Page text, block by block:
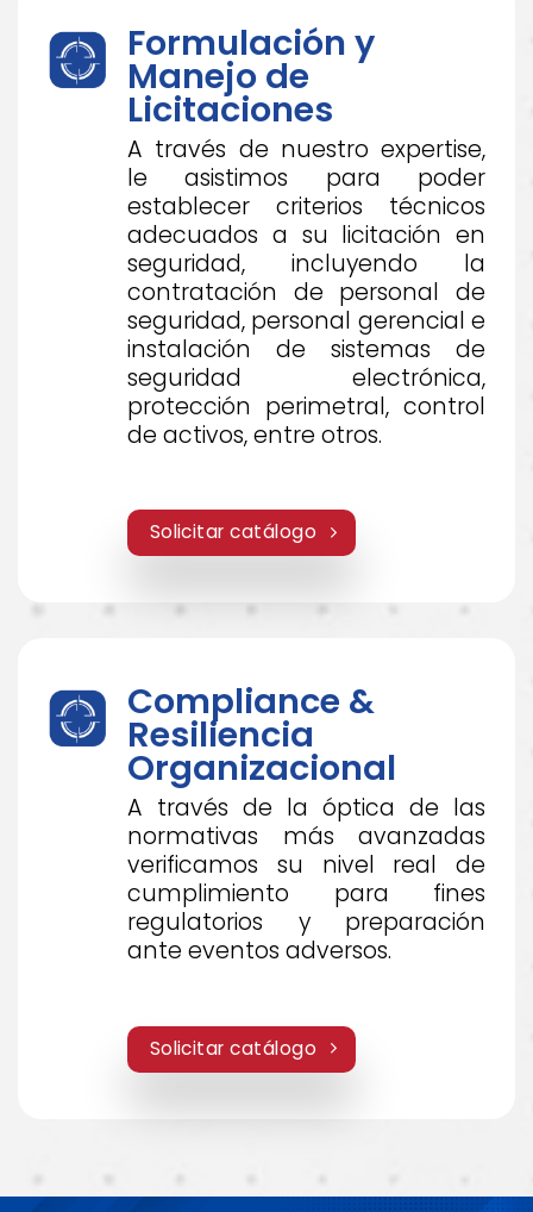
Formulación y
Manejo de
Licitaciones
A través de nuestro expertise,
le asistimos para poder
establecer criterios técnicos
adecuados a su licitación en
seguridad, incluyendo la
contratación de personal de
seguridad, personal gerencial e
instalación de sistemas de
seguridad electrónica,
protección perimetral, control
de activos, entre otros.
Solicitar catálogo
Compliance &
Resiliencia
Organizacional
A través de la óptica de las
normativas más avanzadas
verificamos su nivel real de
cumplimiento para fines
regulatorios y preparación
ante eventos adversos.
Solicitar catálogo